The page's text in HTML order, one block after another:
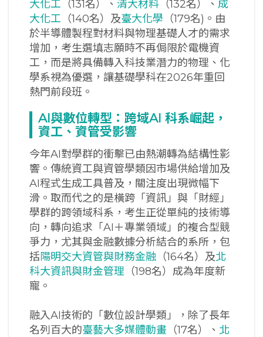
大化工 （131名）、 清大材料 （132名）、 成
大化工 （140名）及臺大化學 （179名)。由
於半導體製程對材料與物理基礎人才的需求
增加，考生選填志願時不再侷限於電機資
工，而是將具備轉入科技業潛力的物理、化
學系視為優選，讓基礎學科在2026年重回
熱門前段班。
AI與數位轉型：跨域AI 科系崛起，
資工、資管受影響
今年AI對學群的衝擊已由熱潮轉為結構性影
響。傳統資工與資管學類因市場供給增加及
AI程式生成工具普及，關注度出現微幅下
滑。取而代之的是橫跨「資訊」與「財經」
學群的跨領域科系，考生正從單純的技術導
向，轉向追求「AI＋專業領域」的複合型競
爭力，尤其與金融數據分析結合的系所，包
括陽明交大資管與財務金融 （164名）及北
科大資訊與財金管理 （198名）成為年度新
寵。
融入AI技術的「數位設計學類」，除了長年
名列百大的臺藝大多媒體動畫 （17名）、 北